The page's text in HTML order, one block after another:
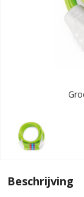
Beschrijving